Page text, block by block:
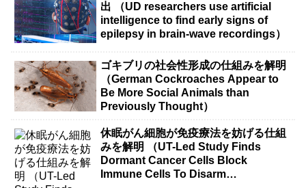
出 （UD researchers use artificial
intelligence to find early signs of
epilepsy in brain-wave recordings）
ゴキブリの社会性形成の仕組みを解明
（German Cockroaches Appear to
Be More Social Animals than
Previously Thought）
休眠がん細胞が免疫療法を妨げる仕組
みを解明 （UT-Led Study Finds
Dormant Cancer Cells Block
Immune Cells To Disarm